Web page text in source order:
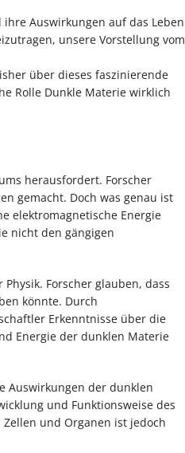
Auswirkungen auf das Leben
unsere Vorstellung vom
über dieses faszinierende
Rolle Dunkle Materie wirklich
herausfordert. Forscher
gemacht. Doch was genau ist
elektromagnetische Energie
nicht den gängigen
Forscher glauben, dass
könnte. Durch
Erkenntnisse über die
Energie der dunklen Materie
Auswirkungen der dunklen
und Funktionsweise des
und Organen ist jedoch